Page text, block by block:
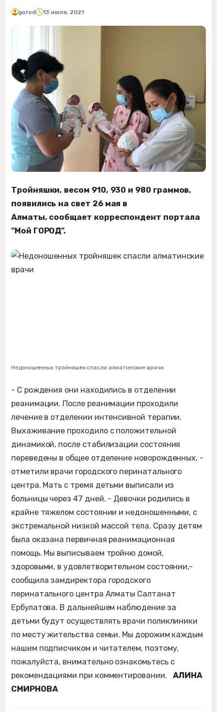
gorod 13 июля, 2021
Тройняшки, весом 910, 930 и 980 граммов,
появились на свет 26 мая в
Алматы, сообщает корреспондент портала
"Мой ГОРОД".
Недоношенных тройняшек спасли алматинские врачи
- С рождения они находились в отделении
реанимации. После реанимации проходили
лечение в отделении интенсивной терапии.
Выхаживание проходило с положительной
динамикой, после стабилизации состояния
переведены в общее отделение новорожденных, -
отметили врачи городского перинатального
центра. Мать с тремя детьми выписали из
больницы через 47 дней. - Девочки родились в
крайне тяжелом состоянии и недоношенными, с
экстремальной низкой массой тела. Сразу детям
была оказана первичная реанимационная
помощь. Мы выписываем тройню домой,
здоровыми, в удовлетворительном состоянии,-
сообщила замдиректора городского
перинатального центра Алматы Салтанат
Ербулатова. В дальнейшем наблюдение за
детьми будут осуществлять врачи поликлиники
по месту жительства семьи. Мы дорожим каждым
нашим подписчиком и читателем, поэтому,
пожалуйста, внимательно ознакомьтесь с
рекомендациями при комментировании. АЛИНА
СМИРНОВА